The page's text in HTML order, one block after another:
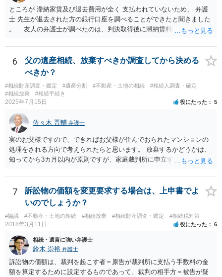
ところが 滞納家賃及び退去費用が全く 支払われていないため、 弁護
士 先生が退去された方の銀行口座を調べることができたと聞きました
。 友人の弁護士が調べたのは、判決取得後に滞納賃料回収のため
預金の入出金履歴を調べたわけではありません。 残念ながら、事案
や目的も異なりますし、開示の内容も異なります。
6
父の遺産相続、放棄すべきか調査してから決める
べきか？
#相続財産調査・鑑定 #遺産分割 #不動産・土地の相続
#相続人調査・確定
#相続放棄
#相続手続き
2025年7月15日 役にたった 5
佐々木 晋輔 弁護士
実のお父様ですので、できればお父様が住んでおられたマンションの
処理をされる方向で考えられたらと思います。 放棄するかどうかは、
知ってから3カ月以内が原則ですが、家庭裁判所に申立すれば3カ月の
放棄するかどうか決めることができます。 銀行やサラ金が数年も放置
することはありませんので、数年後に借金が発見される可能性はほぼ
ありません。 なお、私が扱った相続放棄を検討していた案件で、期間
伸長して調査したところ、サラ金に対する過払金など相当な財産が見
つかったため相続したという事例がありました。
7
訴訟物の価額を変更要求する場合は、上申書でよ
いのでしょうか？
#協議 #不動産・土地の相続 #相続放棄 #相続財産調査・鑑定 #相続税対策
2018年3月11日 役にたった 6
相続・遺言に強い弁護士
鈴木 崇裕 弁護士
訴訟物の価額は、裁判を起こす者＝原告が裁判所に支払う手数料の金
額を算定するために設定するものであって、裁判の相手方＝被告が疑